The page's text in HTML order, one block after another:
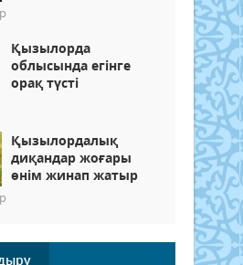
Қызылорда
облысында егінге
орақ түсті
Қызылордалық
диқандар жоғары
өнім жинап жатыр